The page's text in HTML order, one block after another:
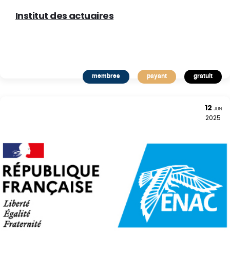
Institut des actuaires
membres payant gratuit
12 JUIN
2025